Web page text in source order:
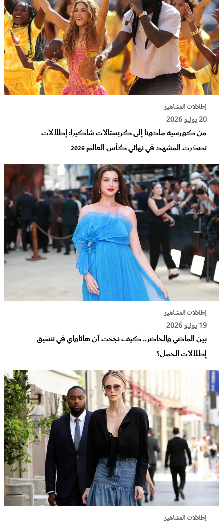
إطلالات المشاهير
20 يوليو 2026
من كورسيه مادونا إلى كريستالات شاكيرا: إطلالات
تصدّرت المشهد في نهائي كأس العالم 2026
إطلالات المشاهير
19 يوليو 2026
بين الماضي والحاضر.. كيف نجحت آن هاثاواي في تنسيق
إطلالات الحمل؟
إطلالات المشاهير